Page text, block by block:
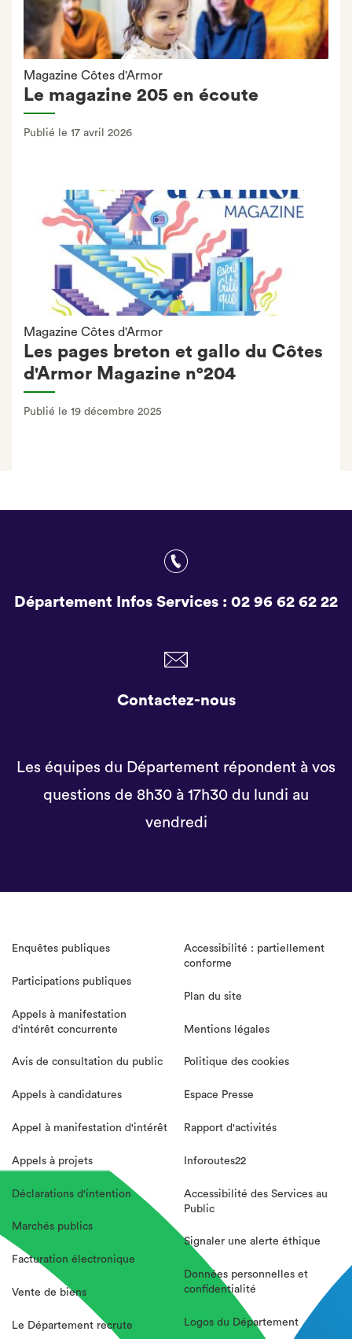
Magazine Côtes d'Armor
Le magazine 205 en écoute
Publié le 17 avril 2026
Magazine Côtes d'Armor
Les pages breton et gallo du Côtes
d'Armor Magazine n°204
Publié le 19 décembre 2025
Département Infos Services : 02 96 62 62 22
Contactez-nous
Les équipes du Département répondent à vos
questions de 8h30 à 17h30 du lundi au
vendredi
Enquêtes publiques
Participations publiques
Appels à manifestation
d'intérêt concurrente
Avis de consultation du public
Appels à candidatures
Appel à manifestation d'intérêt
Appels à projets
Déclarations d'intention
Marchés publics
Facturation électronique
Vente de biens
Le Département recrute
Accessibilité : partiellement
conforme
Plan du site
Mentions légales
Politique des cookies
Espace Presse
Rapport d'activités
Inforoutes22
Accessibilité des Services au
Public
Signaler une alerte éthique
Données personnelles et
confidentialité
Logos du Département